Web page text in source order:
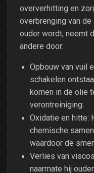
oververhitting en
overbrenging van de
ouder wordt, neemt
andere door:
Opbouw van vuil
schakelen
komen in de olie
verontreiniging.
Oxidatie en hitte:
chemische
waardoor de
Verlies van
naarmate hij